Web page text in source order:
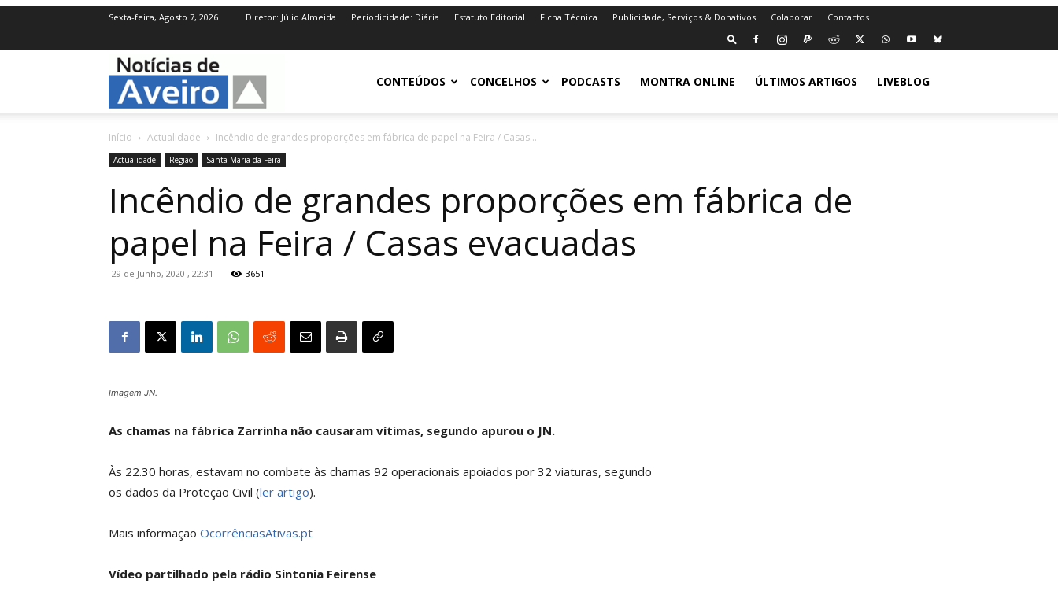
Sexta-feira, Agosto 7, 2026 Diretor: Júlio Almeida Periodicidade: Diária Estatuto Editorial Ficha Técnica Publicidade, Serviços & Donativos Colaborar Contactos
NotíciasdeAveiro.ptCONTEÚDOS CONCELHOS PODCASTS MONTRA ONLINE ÚLTIMOS ARTIGOS LIVEBLOG
Início Actualidade Incêndio de grandes proporções em fábrica de papel na Feira / Casas...
Actualidade Região Santa Maria da Feira
Incêndio de grandes proporções em fábrica de
papel na Feira / Casas evacuadas
29 de Junho, 2020 , 22:31 3651
Imagem JN.
As chamas na fábrica Zarrinha não causaram vítimas, segundo apurou o JN.
Às 22.30 horas, estavam no combate às chamas 92 operacionais apoiados por 32 viaturas, segundo
os dados da Proteção Civil (ler artigo).
Mais informação OcorrênciasAtivas.pt
Vídeo partilhado pela rádio Sintonia Feirense